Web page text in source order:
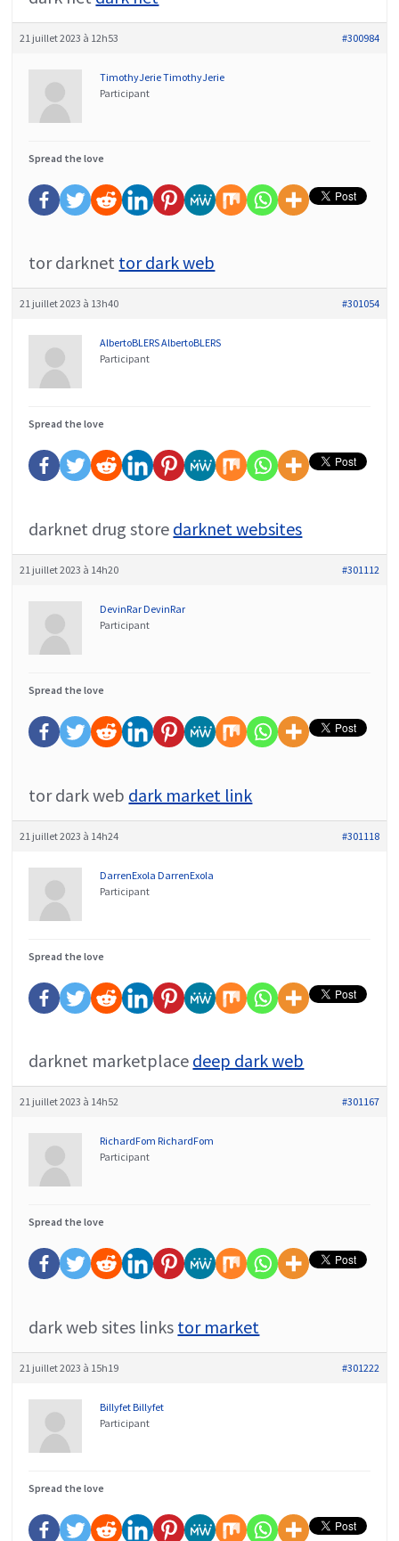
21 juillet 2023 à 12h53 #300984
TimothyJerie TimothyJerie
Participant
Spread the love
tor darknet tor dark web
21 juillet 2023 à 13h40 #301054
AlbertoBLERS AlbertoBLERS
Participant
Spread the love
darknet drug store darknet websites
21 juillet 2023 à 14h20 #301112
DevinRar DevinRar
Participant
Spread the love
tor dark web dark market link
21 juillet 2023 à 14h24 #301118
DarrenExola DarrenExola
Participant
Spread the love
darknet marketplace deep dark web
21 juillet 2023 à 14h52 #301167
RichardFom RichardFom
Participant
Spread the love
dark web sites links tor market
21 juillet 2023 à 15h19 #301222
Billyfet Billyfet
Participant
Spread the love